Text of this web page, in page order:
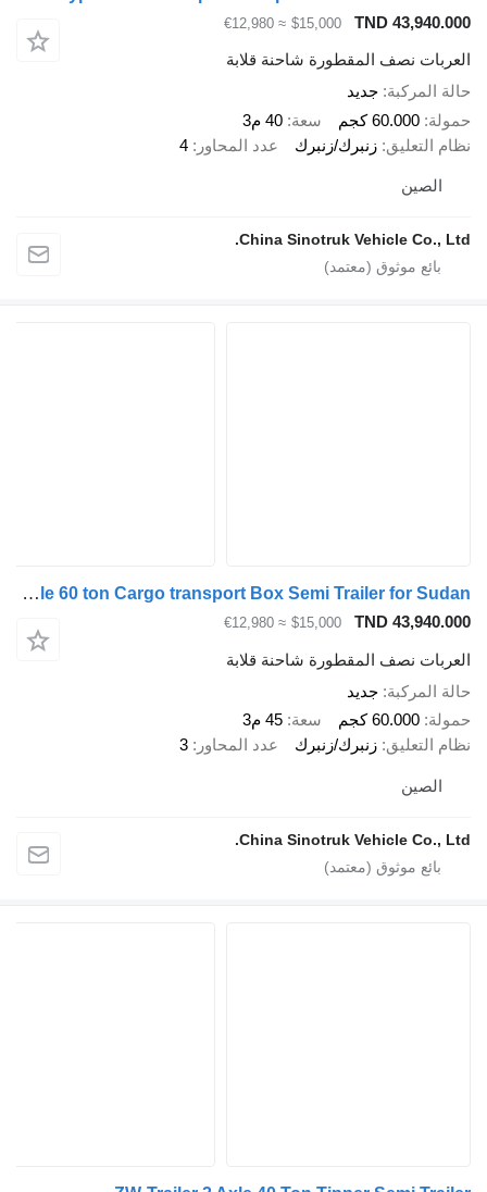
TND
$15,000
≈ €12,980
نصف المقطورة شاحنة قلابة
جديد
60.000 كجم سعة
40 م3
زنبرك/زنبرك عدد المحاور 4
China Sinotruk Vehicle
ZW-Trailer 3 axle 60 ton Cargo transport Box Semi Trailer for Sudan
TND
$15,000
≈ €12,980
نصف المقطورة شاحنة قلابة
جديد
60.000 كجم سعة
45 م3
زنبرك/زنبرك عدد المحاور 3
China Sinotruk Vehicle